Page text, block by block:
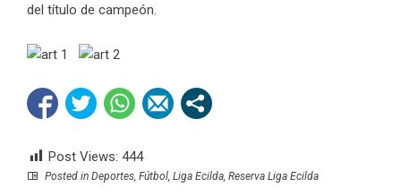
del título de campeón.
Post Views: 444
Posted in Deportes Fútbol Liga Ecilda Reserva Liga Ecilda